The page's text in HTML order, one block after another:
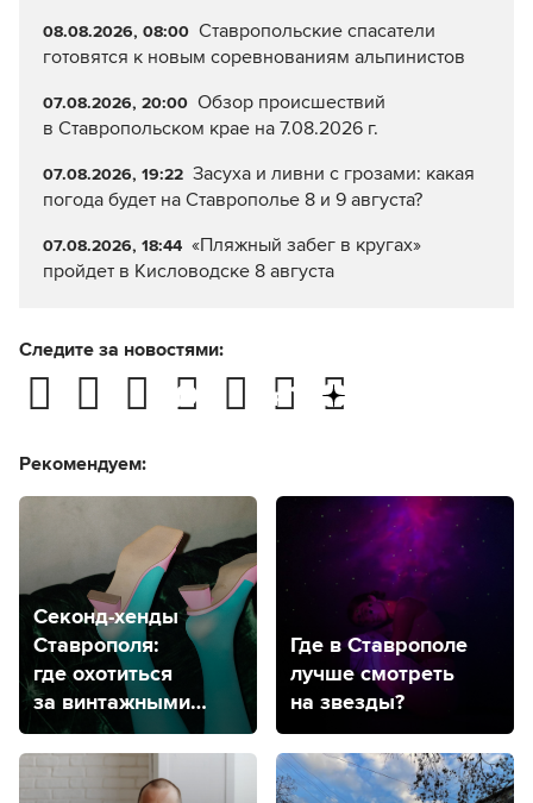
08.08.2026, 08:00 Ставропольские спасатели
готовятся к новым соревнованиям альпинистов
07.08.2026, 20:00 Обзор происшествий
в Ставропольском крае на 7.08.2026 г.
07.08.2026, 19:22 Засуха и ливни с грозами: какая
погода будет на Ставрополье 8 и 9 августа?
07.08.2026, 18:44 «Пляжный забег в кругах»
пройдет в Кисловодске 8 августа
Следите за новостями:
Рекомендуем:
Секонд-хенды
Ставрополя:
где охотиться
за винтажными
вещами?
Где в Ставрополе
лучше смотреть
на звезды?